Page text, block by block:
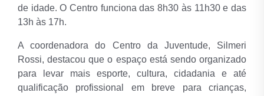
de idade. O Centro funciona das 8h30 às 11h30 e das
13h às 17h.
A coordenadora do Centro da Juventude, Silmeri
Rossi, destacou que o espaço está sendo organizado
para levar mais esporte, cultura, cidadania e até
qualificação profissional em breve para crianças,